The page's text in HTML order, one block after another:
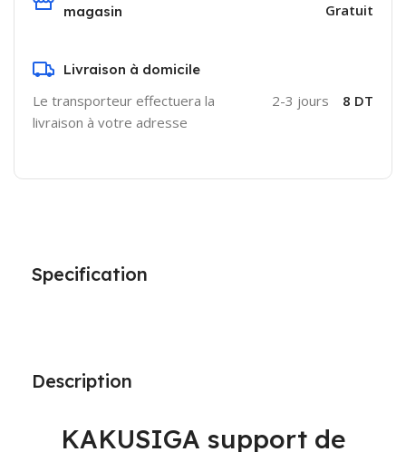
magasin
Gratuit
Livraison à domicile
Le transporteur effectuera la
livraison à votre adresse
2-3 jours 8 DT
Description
KAKUSIGA support de
Specification